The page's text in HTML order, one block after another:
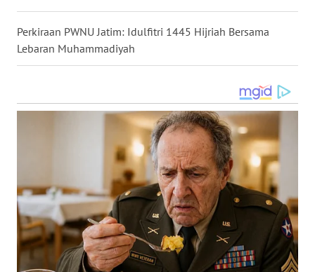
Perkiraan PWNU Jatim: Idulfitri 1445 Hijriah Bersama
Lebaran Muhammadiyah
GORONTALO
WN
MALUT
WN
DAIRI